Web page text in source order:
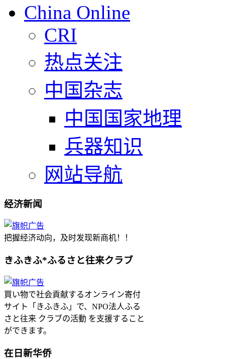
China Online
CRI
热点关注
中国杂志
中国国家地理
兵器知识
网站导航
经济新闻
把握经济动向，及时发现新商机！！
きふきふ*ふるさと往来クラブ
買い物で社会貢献するオンライン寄付
サイト「きふきふ」で、NPO法人ふる
さと往来 クラブの活動 を支援すること
ができます。
在日新华侨